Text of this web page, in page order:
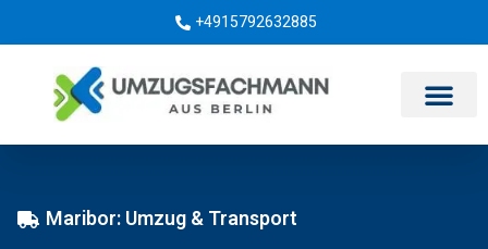
+4915792632885
Maribor: Umzug & Transport